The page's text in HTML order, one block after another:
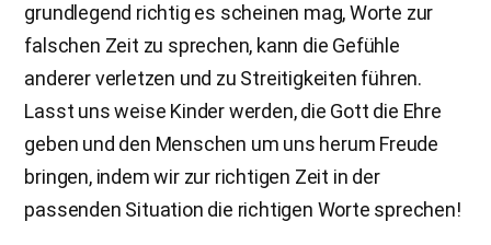
grundlegend richtig es scheinen mag, Worte zur
falschen Zeit zu sprechen, kann die Gefühle
anderer verletzen und zu Streitigkeiten führen.
Lasst uns weise Kinder werden, die Gott die Ehre
geben und den Menschen um uns herum Freude
bringen, indem wir zur richtigen Zeit in der
passenden Situation die richtigen Worte sprechen!